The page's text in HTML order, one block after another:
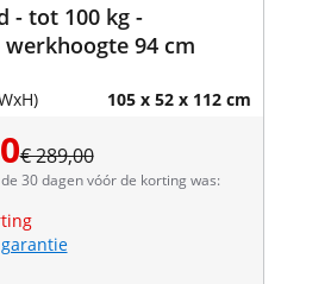
- tot 100 kg -
94 cm
105 x 52 x 112 cm
€ 289,00
30 dagen vóór de korting was: